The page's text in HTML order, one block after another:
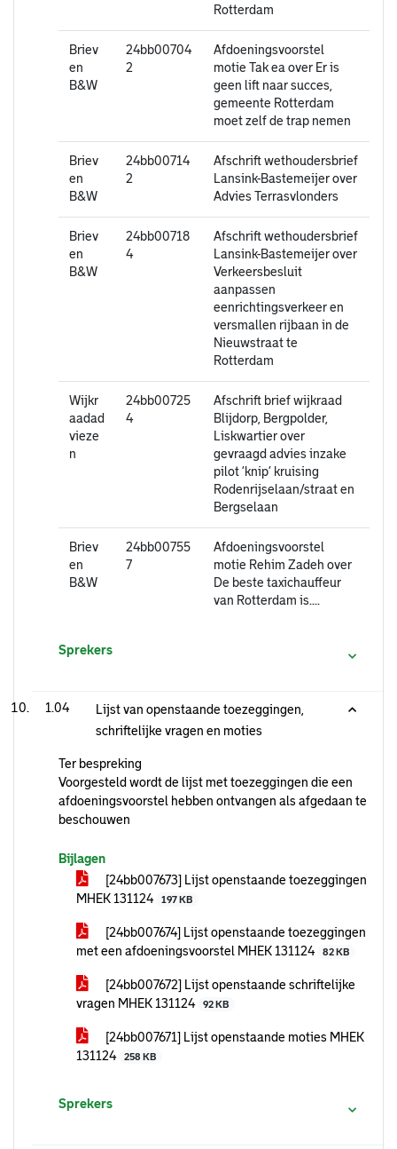
Rotterdam
Briev
en
B&W
24bb00704
2
Afdoeningsvoorstel
motie Tak ea over Er is
geen lift naar succes,
gemeente Rotterdam
moet zelf de trap nemen
Briev
en
B&W
24bb00714
2
Afschrift wethoudersbrief
Lansink-Bastemeijer over
Advies Terrasvlonders
Briev
en
B&W
24bb00718
4
Afschrift wethoudersbrief
Lansink-Bastemeijer over
Verkeersbesluit
aanpassen
eenrichtingsverkeer en
versmallen rijbaan in de
Nieuwstraat te
Rotterdam
Wijkr
aadad
vieze
n
24bb00725
4
Afschrift brief wijkraad
Blijdorp, Bergpolder,
Liskwartier over
gevraagd advies inzake
pilot ‘knip’ kruising
Rodenrijselaan/straat en
Bergselaan
Briev
en
B&W
24bb00755
7
Afdoeningsvoorstel
motie Rehim Zadeh over
De beste taxichauffeur
van Rotterdam is....
Sprekers
1.04
Lijst van openstaande toezeggingen,
schriftelijke vragen en moties
Ter bespreking
Voorgesteld wordt de lijst met toezeggingen die een
afdoeningsvoorstel hebben ontvangen als afgedaan te
beschouwen
Bijlagen
[24bb007673] Lijst openstaande toezeggingen
MHEK 131124
197 KB
[24bb007674] Lijst openstaande toezeggingen
met een afdoeningsvoorstel MHEK 131124
82 KB
[24bb007672] Lijst openstaande schriftelijke
vragen MHEK 131124
92 KB
[24bb007671] Lijst openstaande moties MHEK
131124
258 KB
Sprekers